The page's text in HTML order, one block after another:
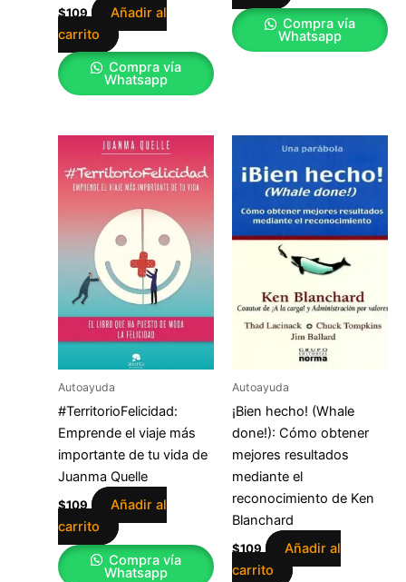
$109
Añadir al
carrito
Compra vía
Whatsapp
Compra vía
Whatsapp
Autoayuda
#TerritorioFelicidad:
Emprende el viaje más
importante de tu vida de
Juanma Quelle
$109
Añadir al
carrito
Compra vía
Whatsapp
Autoayuda
¡Bien hecho! (Whale
done!): Cómo obtener
mejores resultados
mediante el
reconocimiento de Ken
Blanchard
$109
Añadir al
carrito